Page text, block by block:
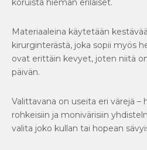
koruista hieman erilaiset.
Materiaaleina käytetään
kirurginterästä, joka sopii myös
ovat erittäin kevyet, joten niitä
päivän.
Valittavana on useita eri värejä –
rohkeisiin ja monivärisiin
valita joko kullan tai hopean